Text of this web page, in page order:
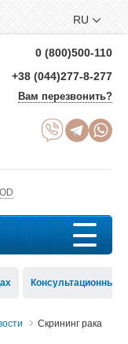
RU
0 (800)500-110
+38 (044)277-8-277
Вам перезвонить?
Консультационный
Скрининг рака